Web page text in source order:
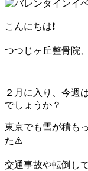
こんにちは❗️
つつじヶ丘整骨院
２月に入り、今週
でしょうか？
東京でも雪が積も
た⚠️
交通事故や転倒し